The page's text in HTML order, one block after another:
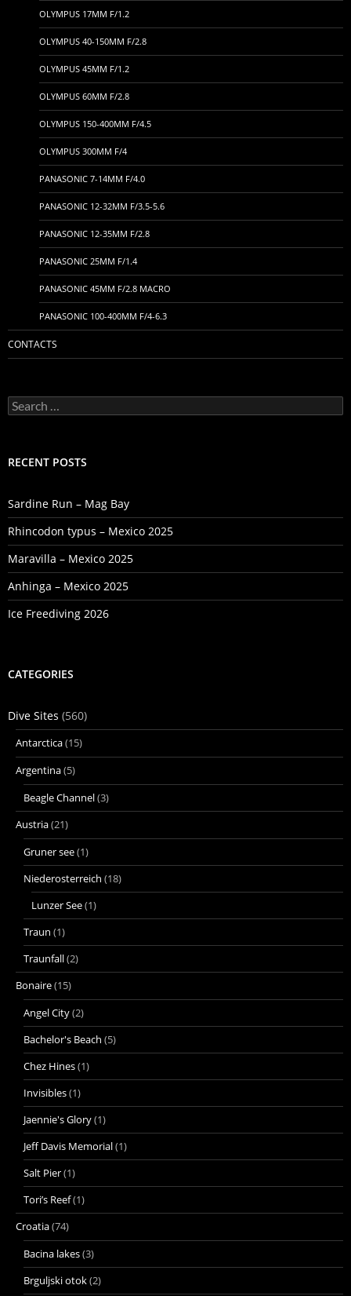
OLYMPUS 17MM F/1.2
OLYMPUS 40-150MM F/2.8
OLYMPUS 45MM F/1.2
OLYMPUS 60MM F/2.8
OLYMPUS 150-400MM F/4.5
OLYMPUS 300MM F/4
PANASONIC 7-14MM F/4.0
PANASONIC 12-32MM F/3.5-5.6
PANASONIC 12-35MM F/2.8
PANASONIC 25MM F/1.4
PANASONIC 45MM F/2.8 MACRO
PANASONIC 100-400MM F/4-6.3
CONTACTS
Search
for:
RECENT POSTS
Sardine Run – Mag Bay
Rhincodon typus – Mexico 2025
Maravilla – Mexico 2025
Anhinga – Mexico 2025
Ice Freediving 2026
CATEGORIES
Dive Sites (560)
Antarctica(15)
Argentina(5)
Beagle Channel(3)
Austria(21)
Gruner see(1)
Niederosterreich (18)
Lunzer See(1)
Traun (1)
Traunfall(2)
Bonaire(15)
Angel City(2)
Bachelor's Beach (5)
Chez Hines(1)
Invisibles(1)
Jaennie's Glory(1)
Jeff Davis Memorial(1)
Salt Pier(1)
Tori’s Reef(1)
Croatia(74)
Bacina lakes(3)
Brguljski otok(2)